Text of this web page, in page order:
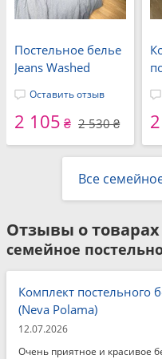
Постельное белье
Jeans Washed
хлопок, мягкий
джинсовый цвет
Оставить отзыв
2 105 ₴ 2 530 ₴
Все
Отзывы о
семейное
Комплект постельного
(Neva Polama)
12.07.2026
Очень приятное и красивое